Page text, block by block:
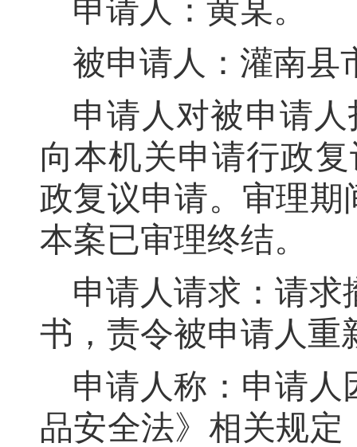
申请人： 黄某。
被申请人：灌南县
申请人对被申请人
向本机关申请行政
政复议申请。 审理期
本案已审理终结。
申请人请求：请求
书 ， 责令被申请人重
申请人称： 申请人
品安全法》相关规定